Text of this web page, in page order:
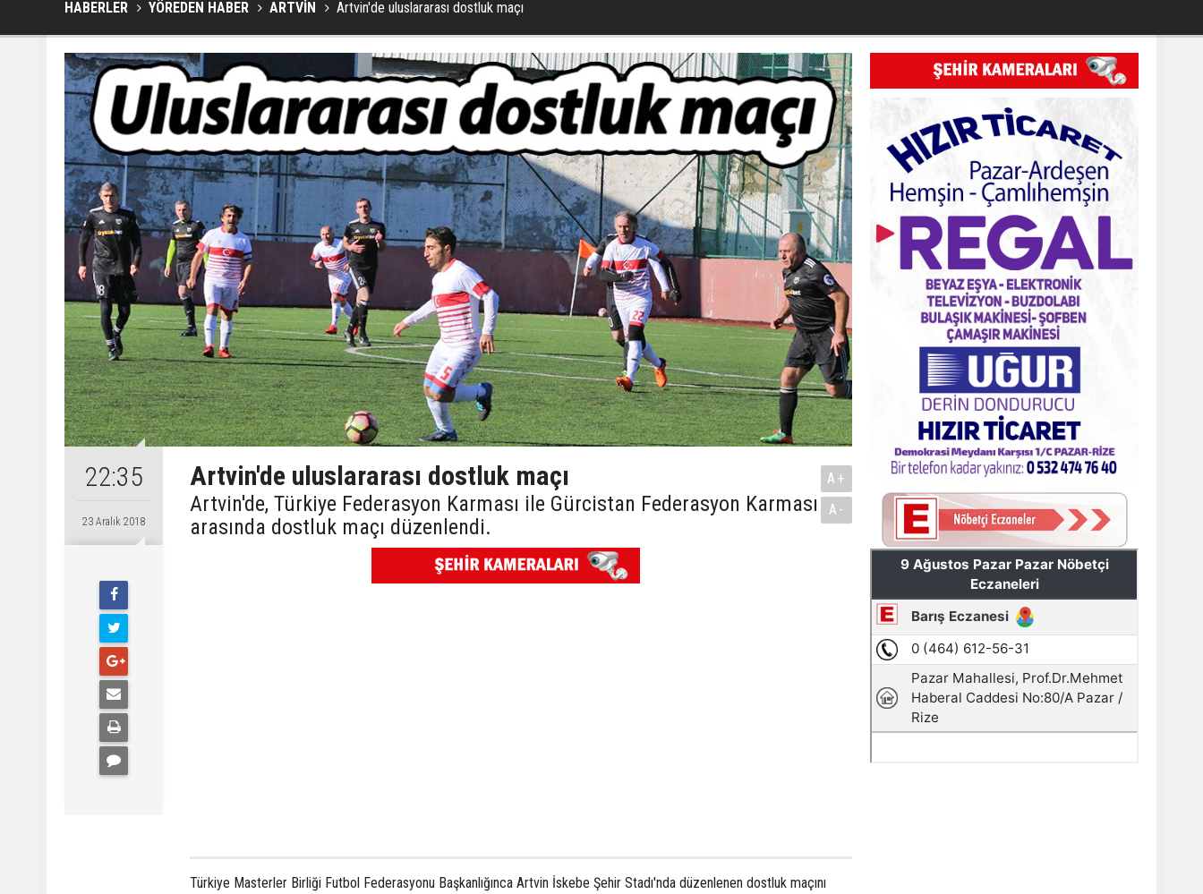
HABERLER YÖREDEN HABER ARTVİN Artvin'de uluslararası dostluk maçı
22:35
23 Aralık 2018
Artvin'de uluslararası dostluk maçı
Artvin'de, Türkiye Federasyon Karması ile Gürcistan Federasyon Karması
arasında dostluk maçı düzenlendi.
A+
A-
Türkiye Masterler Birliği Futbol Federasyonu Başkanlığınca Artvin İskebe Şehir Stadı'nda düzenlenen dostluk maçını